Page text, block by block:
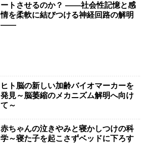
ートさせるのか？ ――社会性記憶と感
情を柔軟に結びつける神経回路の解明
――
ヒト脳の新しい加齢バイオマーカーを
発見～脳萎縮のメカニズム解明へ向け
て～
赤ちゃんの泣きやみと寝かしつけの科
学～寝た子を起こさずベッドに下ろす